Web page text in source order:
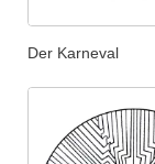
Der Karneval